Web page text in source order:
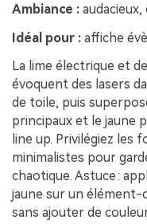
Ambiance :
Idéal pour : affiche
La lime électrique et
évoquent des lasers
de toile, puis
principaux et le jaune
line up. Privilégiez les
minimalistes pour
chaotique. Astuce :
jaune sur un
sans ajouter de